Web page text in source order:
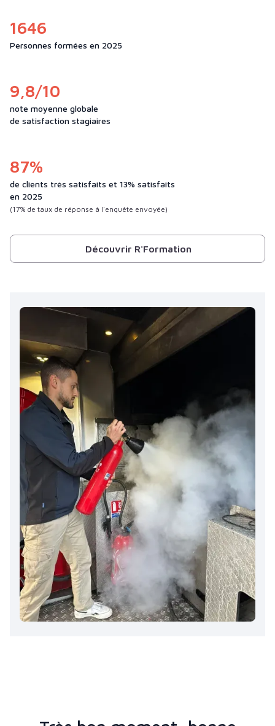
1646
Personnes formées en 2025
9,8/10
note moyenne globale
de satisfaction stagiaires
87%
de clients très satisfaits et 13% satisfaits
en 2025
(17% de taux de réponse à l'enquête envoyée)
Découvrir R'Formation